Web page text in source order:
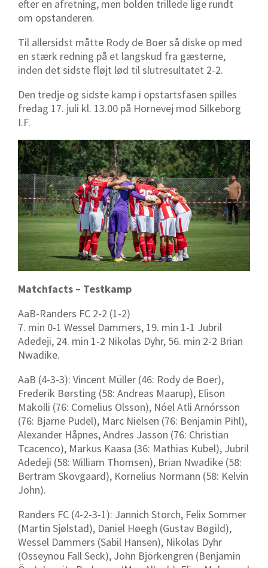
efter en afretning, men bolden trillede lige rundt
om opstanderen.
Til allersidst måtte Rody de Boer så diske op med
en stærk redning på et langskud fra gæsterne,
inden det sidste fløjt lød til slutresultatet 2-2.
Den tredje og sidste kamp i opstartsfasen spilles
fredag 17. juli kl. 13.00 på Hornevej mod Silkeborg
I.F.
Matchfacts – Testkamp
AaB-Randers FC 2-2 (1-2)
7. min 0-1 Wessel Dammers, 19. min 1-1 Jubril
Adedeji, 24. min 1-2 Nikolas Dyhr, 56. min 2-2 Brian
Nwadike.
AaB (4-3-3): Vincent Müller (46: Rody de Boer),
Frederik Børsting (58: Andreas Maarup), Elison
Makolli (76: Cornelius Olsson), Nóel Atli Arnórsson
(76: Bjarne Pudel), Marc Nielsen (76: Benjamin Pihl),
Alexander Håpnes, Andres Jasson (76: Christian
Tcacenco), Markus Kaasa (36: Mathias Kubel), Jubril
Adedeji (58: William Thomsen), Brian Nwadike (58:
Bertram Skovgaard), Kornelius Normann (58: Kelvin
John).
Randers FC (4-2-3-1): Jannich Storch, Felix Sommer
(Martin Sjølstad), Daniel Høegh (Gustav Bøgild),
Wessel Dammers (Sabil Hansen), Nikolas Dyhr
(Osseynou Fall Seck), John Björkengren (Benjamin